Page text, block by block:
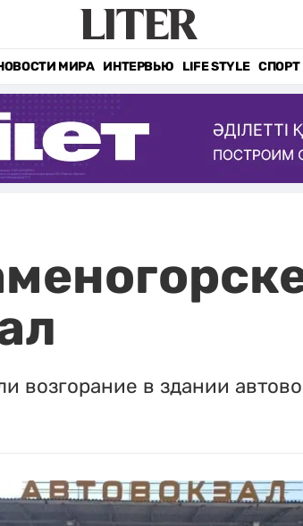
МИРА ИНТЕРВЬЮ LIFE STYLE СПОРТ
возгорание в здании